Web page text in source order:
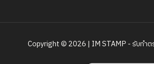
Copyright © 2026 | IM STAMP - รับทำต